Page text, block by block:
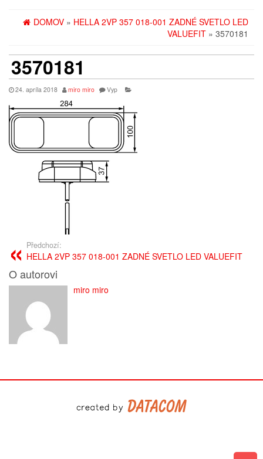
DOMOV » HELLA 2VP 357 018-001 ZADNÉ SVETLO LED
VALUEFIT » 3570181
3570181
24. apríla 2018 miro miro Vyp
Předchozí:
HELLA 2VP 357 018-001 ZADNÉ SVETLO LED VALUEFIT
O autorovi
miro miro